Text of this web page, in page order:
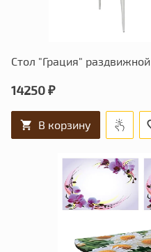
Стол "Грация" раздвижной
14250 ₽
В корзину